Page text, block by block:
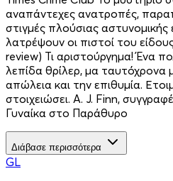
αναπάντεχες ανατροπές,
στιγμές πλούσιας
λατρέψουν οι πιστοί του
review) Τι αριστούργημα! Ένα
λεπίδα θρίλερ, μα
απώλεια και την επιθυμία.
στοιχειώσει. A. J. Finn,
Γυναίκα στο Παράθυρο
Διάβασε περισσότερα
GL